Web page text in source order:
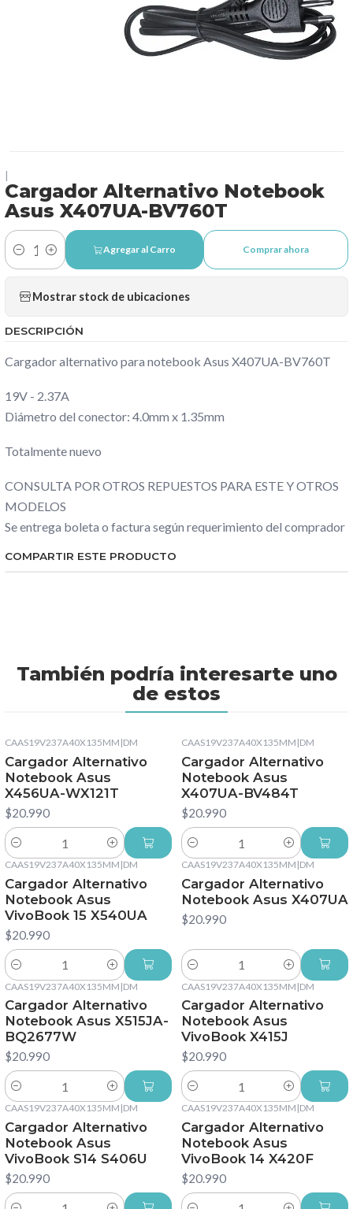
Cargador Alternativo Notebook
Asus X407UA-BV760T
Cantidad
Agregar al Carro Comprar ahora
Mostrar stock de ubicaciones
DESCRIPCIÓN
Cargador alternativo para notebook Asus X407UA-BV760T
19V - 2.37A
Diámetro del conector: 4.0mm x 1.35mm
Totalmente nuevo
CONSULTA POR OTROS REPUESTOS PARA ESTE Y OTROS
MODELOS
Se entrega boleta o factura según requerimiento del comprador
COMPARTIR ESTE PRODUCTO
También podría interesarte uno
de estos
CAAS19V237A40X135MM |DM
Cargador Alternativo
Notebook Asus
X456UA-WX121T
$20.990
Cantidad
CAAS19V237A40X135MM |DM
Cargador Alternativo
Notebook Asus
X407UA-BV484T
$20.990
Cantidad
CAAS19V237A40X135MM |DM
Cargador Alternativo
Notebook Asus
VivoBook 15 X540UA
$20.990
Cantidad
CAAS19V237A40X135MM |DM
Cargador Alternativo
Notebook Asus X407UA
$20.990
Cantidad
CAAS19V237A40X135MM |DM
Cargador Alternativo
Notebook Asus X515JA-
BQ2677W
$20.990
Cantidad
CAAS19V237A40X135MM |DM
Cargador Alternativo
Notebook Asus
VivoBook X415J
$20.990
Cantidad
CAAS19V237A40X135MM |DM
Cargador Alternativo
Notebook Asus
VivoBook S14 S406U
$20.990
CAAS19V237A40X135MM |DM
Cargador Alternativo
Notebook Asus
VivoBook 14 X420F
$20.990